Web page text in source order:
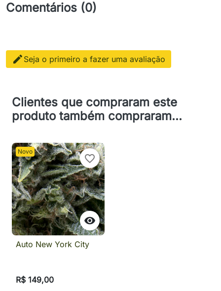
Comentários (0)
 Seja o primeiro a fazer uma avaliação
Clientes que compraram este
produto também compraram...
Novo

favorite_border
Auto New York City
R$ 149,00